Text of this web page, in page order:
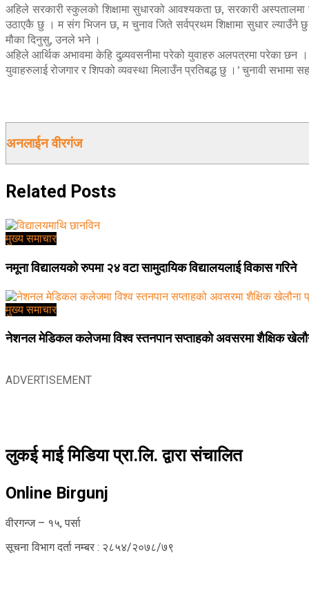
अहिले सरकारी स्कुलको शिक्षामा सुधारको आवश्यकता छ, सरकारी
उठाएकै छु । म संग भिजन छ, म चुनाव जिते सर्वप्रथम शिक्षामा सुधार ल्याउँने
मौका दिनुसु, उनले भने ।
अहिले आर्थिक अभावमा केहि दुव्र्यवसनीमा परेको युवाहरु अलपत्रमा परेका छन
युवाहरुलाई रोजगार र शिपको व्यवस्था मिलाउँन प्रतिबद्ध छु ।’ चुनावी सभामा
अनलाईन वीरगंज
Related Posts
मुख्य समाचार
नमूना विद्यालयको रुपमा २४ वटा सामुदायिक विद्यालयलाई विकास गरिने
मुख्य समाचार
नेशनल मेडिकल कलेजमा विश्व स्तनपान सप्ताहको अवसरमा शैक्षिक
ADVERTISEMENT
लुकई माई मिडिया प्रा.लि. द्वारा संचालित
Online Birgunj
वीरगन्ज – १५, पर्सा
सूचना विभाग दर्ता नम्बर : २८५४/२०७८/७९